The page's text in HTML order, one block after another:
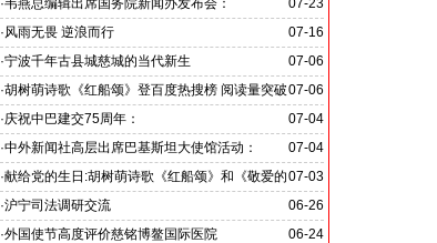
07-23
·韦燕总编辑出席国务院新闻办发布会：
关注海关总署“十五五”时期守好国门安全
07-16
·风雨无畏 逆浪而行
旭日应急救援队硬核抗巴“威风”护平安
07-06
·宁波千年古县城慈城的当代新生
07-06
·胡树萌诗歌《红船颂》登百度热搜榜 阅读量突破
数亿次 打破“曲高和寡”的传播困境
07-04
·庆祝中巴建交75周年：
韦燕总裁同多国大使出席巴基斯坦驻华大使馆举办“芒果
节”
07-04
·中外新闻社高层出席巴基斯坦大使馆活动：
医药、保健和生物科技职业技术教育与培训专题研讨会
07-03
·献给党的生日:胡树萌诗歌《红船颂》和《敬爱的
党啊 我怎能不为你放声歌唱》
06-26
·沪宁司法调研交流
共探司法鉴定发展新路
06-24
·外国使节高度评价慈铭博鳌国际医院